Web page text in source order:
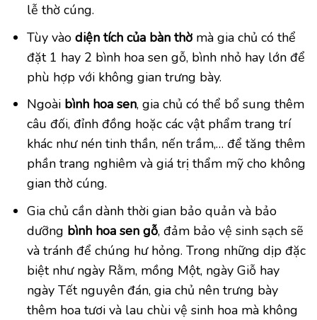
lễ thờ cúng.
Tùy vàodiện tích của bàn thờ mà gia chủ có thể
đặt 1 hay 2 bình hoa sen gỗ, bình nhỏ hay lớn để
phù hợp với không gian trưng bày.
Ngoài bình hoa sen, gia chủ có thể bổ sung thêm
câu đối, đỉnh đồng hoặc các vật phẩm trang trí
khác như nén tinh thần, nến trầm,… để tăng thêm
phần trang nghiêm và giá trị thẩm mỹ cho không
gian thờ cúng.
Gia chủ cần dành thời gian bảo quản và bảo
dưỡng bình hoa sen gỗ, đảm bảo vệ sinh sạch sẽ
và tránh để chúng hư hỏng. Trong những dịp đặc
biệt như ngày Rằm, mồng Một, ngày Giỗ hay
ngày Tết nguyên đán, gia chủ nên trưng bày
thêm hoa tươi và lau chùi vệ sinh hoa mà không